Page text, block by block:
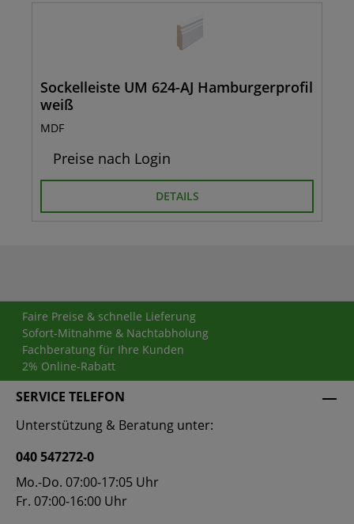
Sockelleiste UM 624-AJ Hamburgerprofil
weiß
MDF
Preise nach Login
DETAILS
Faire Preise & schnelle Lieferung
Sofort-Mitnahme & Nachtabholung
Fachberatung für Ihre Kunden
2% Online-Rabatt
SERVICE TELEFON
Unterstützung & Beratung unter:
040 547272-0
Mo.-Do. 07:00-17:05 Uhr
Fr. 07:00-16:00 Uhr